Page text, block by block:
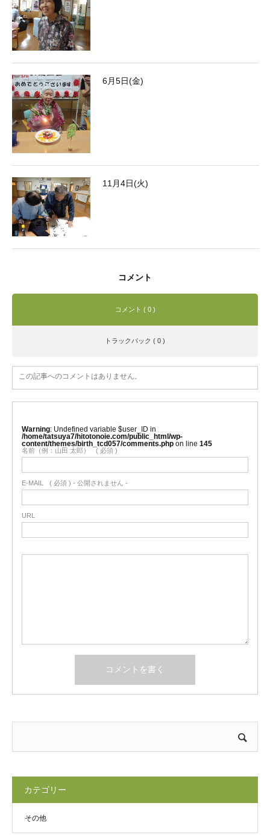
6月5日(金)
11月4日(火)
コメント
コメント ( 0 )
トラックバック ( 0 )
この記事へのコメントはありません。
Warning : Undefined variable $user_ID in
/home/tatsuya7/hitotonoie.com/public_html/wp-
content/themes/birth_tcd057/comments.php on line 145
名前（例：山田 太郎） ( 必須 )
E-MAIL ( 必須 ) - 公開されません -
URL
カテゴリー
その他